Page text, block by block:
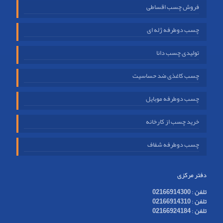
فروش چسب اقساطی
چسب دوطرفه ژله ای
تولیدی چسب دانا
چسب کاغذی ضد حساسیت
چسب دوطرفه موبایل
خرید چسب از کارخانه
چسب دوطرفه شفاف
دفتر مرکزی
تلفن:
02166914300
تلفن:
02166914310
تلفن:
02166924184